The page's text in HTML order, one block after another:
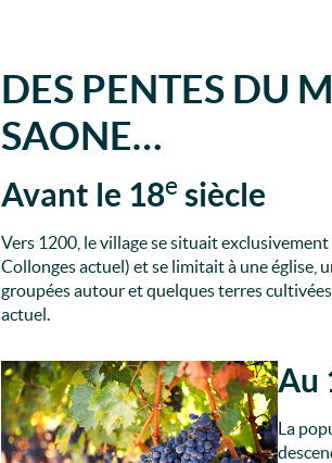
DES PENTES DU
SAONE…
Avant le 18e siècle
Vers 1200, le village se situait
Collonges actuel) et se limitait à une église,
groupées autour et quelques terres cultivées
actuel.
Au
La